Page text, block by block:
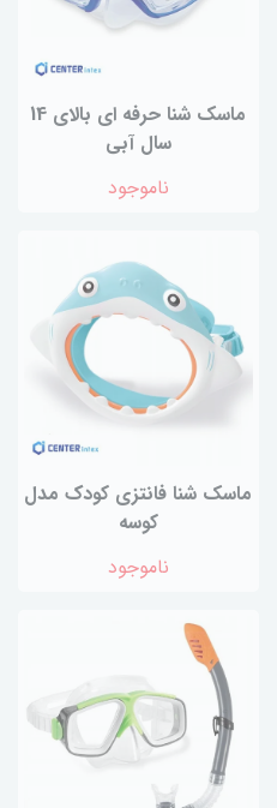
ماسک شنا حرفه ای بالای 14
سال آبی
ناموجود
ماسک شنا فانتزی کودک مدل
کوسه
ناموجود